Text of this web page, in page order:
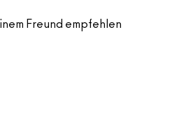
Freund empfehlen